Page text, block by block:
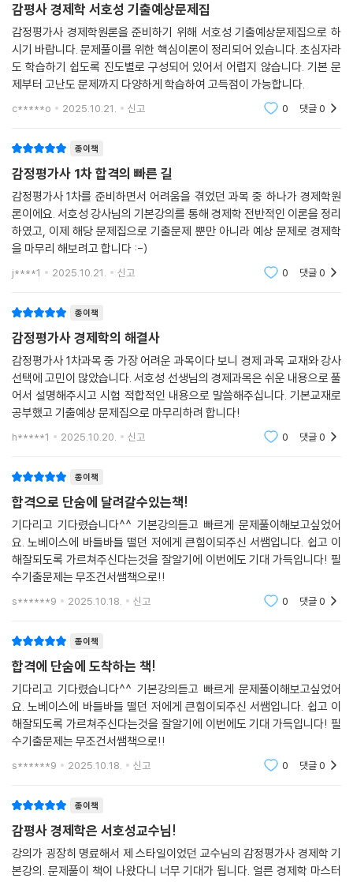
감평사 경제학 서호성 기출예상문제집
감정평가사 경제학원론을 준비하기 위해 서호성 기출예상문제집으로 하
시기 바랍니다. 문제풀이를 위한 핵심이론이 정리되어 있습니다. 초심자라
도 학습하기 쉽도록 진도별로 구성되어 있어서 어렵지 않습니다. 기본 문
제부터 고난도 문제까지 다양하게 학습하여 고득점이 가능합니다.
c*****o 2025.10.21. 신고 0 댓글0
종이책
감정평가사 1차 합격의 빠른 길
감정평가사 1차를 준비하면서 어려움을 겪었던 과목 중 하나가 경제학원
론이에요. 서호성 강사님의 기본강의를 통해 경제학 전반적인 이론을 정리
하였고, 이제 해당 문제집으로 기출문제 뿐만 아니라 예상 문제로 경제학
을 마무리 해보려고 합니다 :-)
j****1 2025.10.21. 신고 0 댓글0
종이책
감정평가사 경제학의 해결사
감정평가사 1차과목 중 가장 어려운 과목이다 보니 경제 과목 교재와 강사
선택에 고민이 많았습니다. 서호성 선생님의 경제과목은 쉬운 내용으로 풀
어서 설명해주시고 시험 적합적인 내용으로 말씀해주십니다. 기본교재로
공부했고 기출예상 문제집으로 마무리하려 합니다!
h*****1 2025.10.20. 신고 0 댓글0
종이책
합격으로 단숨에 달려갈수있는책!
기다리고 기다렸습니다^^ 기본강의듣고 빠르게 문제풀이해보고싶었어
요. 노베이스에 바들바들 떨던 저에게 큰힘이되주신 서쌤입니다. 쉽고 이
해잘되도록 가르쳐주신다는것을 잘알기에 이번에도 기대 가득입니다! 필
수기출문제는 무조건서쌤책으로!!
s******9 2025.10.18. 신고 0 댓글0
종이책
합격에 단숨에 도착하는 책!
기다리고 기다렸습니다^^ 기본강의듣고 빠르게 문제풀이해보고싶었어
요. 노베이스에 바들바들 떨던 저에게 큰힘이되주신 서쌤입니다. 쉽고 이
해잘되도록 가르쳐주신다는것을 잘알기에 이번에도 기대 가득입니다! 필
수기출문제는 무조건서쌤책으로!!
s******9 2025.10.18. 신고 0 댓글0
종이책
감평사 경제학은 서호성교수님!
강의가 굉장히 명료해서 제 스타일이었던 교수님의 감정평가사 경제학 기
본강의. 문제풀이 책이 나왔다니 너무 기대가 됩니다. 얼른 경제학 마스터